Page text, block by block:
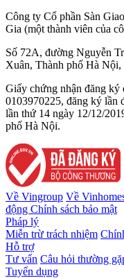
Công ty Cổ phần Sàn
Gia (một thành viên của
Số 72A, đường Nguyễn
Xuân, Thành phố Hà Nội,
Giấy chứng nhận đăng ký
0103970225, đăng ký lần
lần thứ 14 ngày 12/12/
phố Hà Nội.
Về Vingroup Về
động Chính sách bảo mật
Pháp lý
Miễn trừ trách nhiệm
Hỗ trợ
Tư vấn Câu hỏi thường
Tuyển dụng